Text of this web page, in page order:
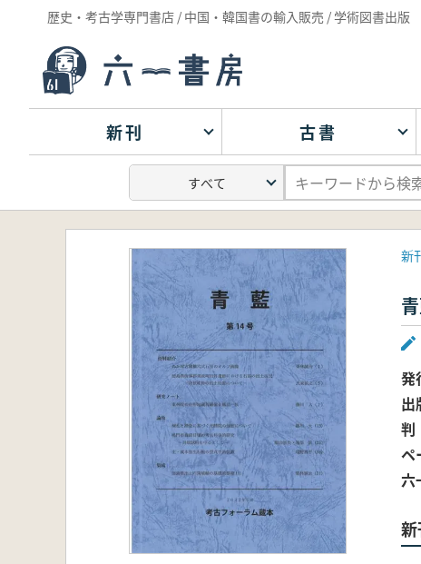
歴史・考古学専門書店 / 中国・韓国書の輸入販売 / 学術図書出版
新刊 古書
新
発
出
判
ペ
六